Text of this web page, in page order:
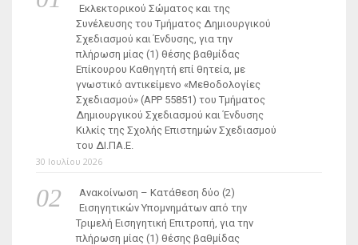
Εκλεκτορικού Σώματος και της
Συνέλευσης του Τμήματος Δημιουργικού
Σχεδιασμού και Ένδυσης, για την
πλήρωση μίας (1) θέσης βαθμίδας
Επίκουρου Καθηγητή επί θητεία, με
γνωστικό αντικείμενο «Μεθοδολογίες
Σχεδιασμού» (ΑΡΡ 55851) του Τμήματος
Δημιουργικού Σχεδιασμού και Ένδυσης
Κιλκίς της Σχολής Επιστημών Σχεδιασμού
του ΔΙ.ΠΑ.Ε.
30 Ιουλίου 2026
Ανακοίνωση – Κατάθεση δύο (2)
Εισηγητικών Υπομνημάτων από την
Τριμελή Εισηγητική Επιτροπή, για την
πλήρωση μίας (1) θέσης βαθμίδας